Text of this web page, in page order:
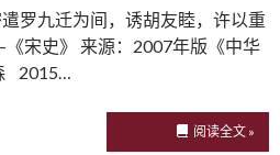
罗九迁为间，诱胡友睦，许以重
宋史》 来源：2007年版《中华
2015…
阅读全文 »